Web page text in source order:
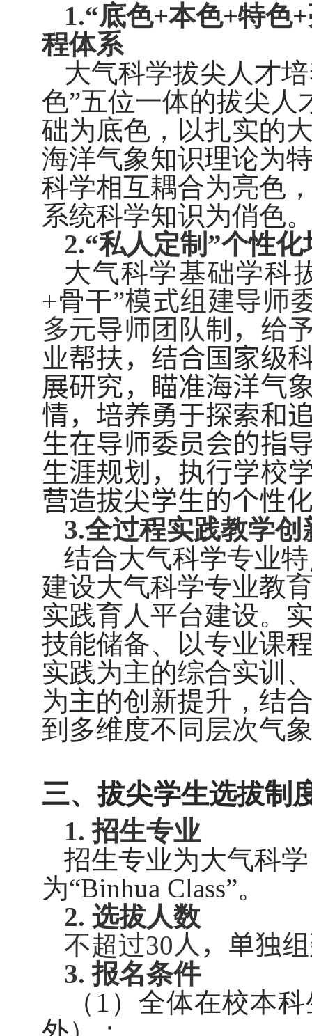
1.“底色+本色+特色+
程体系
大气科学拔尖人才
色”五位一体的拔尖人
础为底色，以扎实的
海洋气象知识理论为
科学相互耦合为亮色
系统科学知识为俏色
2.“私人定制”个性化
大气科学基础学科
+骨干”模式组建导师
多元导师团队制，给
业帮扶，结合国家级
展研究，瞄准海洋气
情，培养勇于探索和
生在导师委员会的指
生涯规划，执行学校
营造拔尖学生的个性
3.全过程实践教学创
结合大气科学专业
建设大气科学专业教
实践育人平台建设。
技能储备、以专业课
实践为主的综合实训
为主的创新提升，结
到多维度不同层次气
三、拔尖学生选拔制
1.招生专业
招生专业为大气科
为“Binhua Class”。
2. 选拔人数
不超过30人，单独
3.报名条件
（ 1 ）全体在校本